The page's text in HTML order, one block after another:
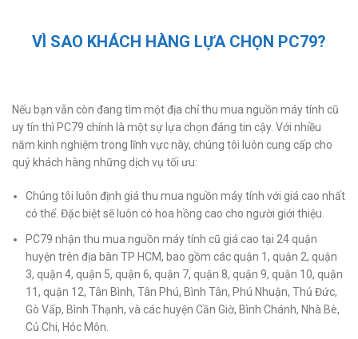
VÌ SAO KHÁCH HÀNG LỰA CHỌN PC79?
Nếu bạn vẫn còn đang tìm một địa chỉ thu mua nguồn máy tính cũ
uy tín thì PC79 chính là một sự lựa chọn đáng tin cậy. Với nhiều
năm kinh nghiệm trong lĩnh vực này, chúng tôi luôn cung cấp cho
quý khách hàng những dịch vụ tối ưu:
Chúng tôi luôn định giá thu mua nguồn máy tính với giá cao nhất
có thể. Đặc biệt sẽ luôn có hoa hồng cao cho người giới thiệu.
PC79 nhận thu mua nguồn máy tính cũ giá cao tại 24 quận
huyện trên địa bàn TP HCM, bao gồm các quận 1, quận 2, quận
3, quận 4, quận 5, quận 6, quận 7, quận 8, quận 9, quận 10, quận
11, quận 12, Tân Bình, Tân Phú, Bình Tân, Phú Nhuận, Thủ Đức,
Gò Vấp, Bình Thạnh, và các huyện Cần Giờ, Bình Chánh, Nhà Bè,
Củ Chi, Hóc Môn.